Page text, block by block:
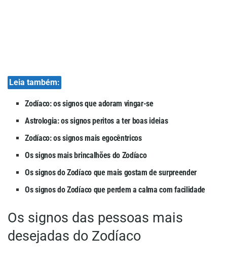
Leia também:
Zodíaco: os signos que adoram vingar-se
Astrologia: os signos peritos a ter boas ideias
Zodíaco: os signos mais egocêntricos
Os signos mais brincalhões do Zodíaco
Os signos do Zodíaco que mais gostam de surpreender
Os signos do Zodíaco que perdem a calma com facilidade
Os signos das pessoas mais
desejadas do Zodíaco